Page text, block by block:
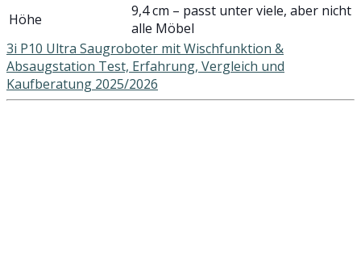
Höhe
9,4 cm – passt unter viele, aber nicht
alle Möbel
3i P10 Ultra Saugroboter mit Wischfunktion &
Absaugstation Test, Erfahrung, Vergleich und
Kaufberatung 2025/2026